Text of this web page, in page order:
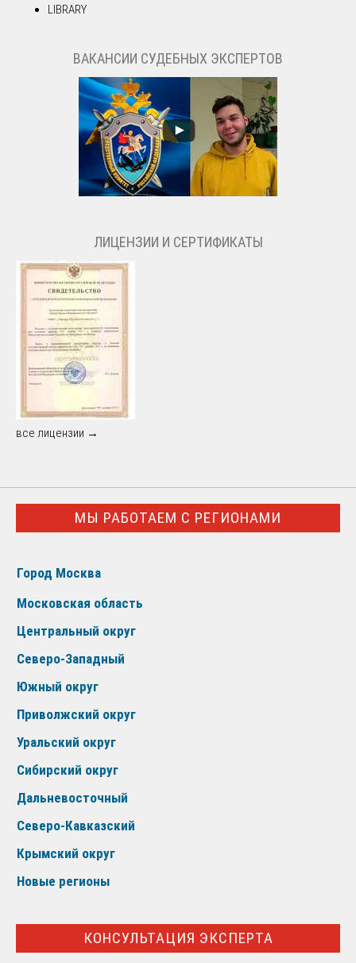
LIBRARY
ВАКАНСИИ СУДЕБНЫХ ЭКСПЕРТОВ
ЛИЦЕНЗИИ И СЕРТИФИКАТЫ
все лицензии →
МЫ РАБОТАЕМ С РЕГИОНАМИ
Город Москва
Московская область
Центральный округ
Северо-Западный
Южный округ
Приволжский округ
Уральский округ
Сибирский округ
Дальневосточный
Северо-Кавказский
Крымский округ
Новые регионы
КОНСУЛЬТАЦИЯ ЭКСПЕРТА